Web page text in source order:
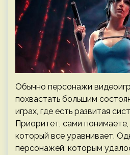
Обычно персонажи
похвастать большим
играх, где есть развитая
Приоритет, сами
который все уравнивает.
персонажей, которым